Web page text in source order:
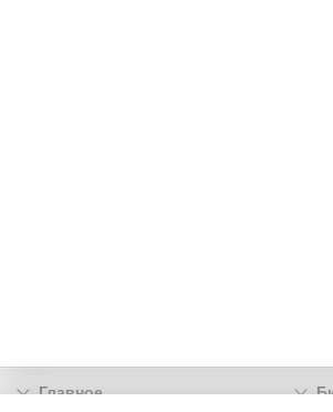
Главное